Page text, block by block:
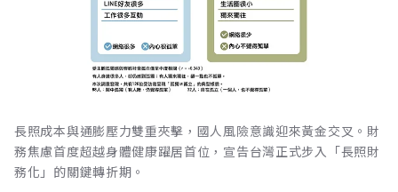
長照成本與通膨壓力雙重夾擊，國人風險意識迎來黃金交叉。財
務焦慮首度超越身體健康躍居首位，宣告台灣正式步入「長照財
務化」的關鍵轉折期。